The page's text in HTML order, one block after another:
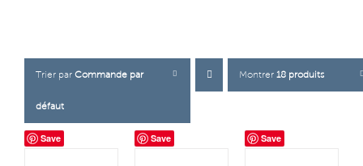
Trier par Commande par
défaut
Montrer 18 produits
Save Save Save